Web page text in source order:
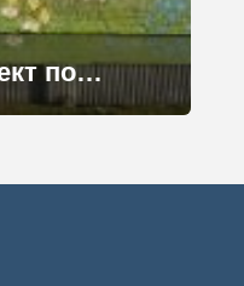
Красочный арт-объект появился на Диксоне при поддержке АРН